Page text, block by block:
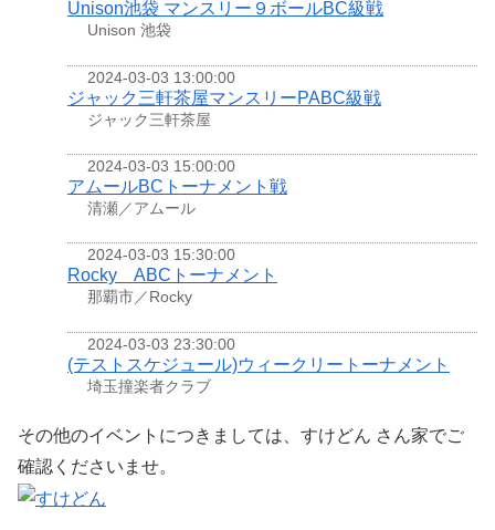
Unison池袋 マンスリー９ボールBC級戦
Unison 池袋
2024-03-03 13:00:00
ジャック三軒茶屋マンスリーPABC級戦
ジャック三軒茶屋
2024-03-03 15:00:00
アムールBCトーナメント戦
清瀬／アムール
2024-03-03 15:30:00
Rocky ABCトーナメント
那覇市／Rocky
2024-03-03 23:30:00
(テストスケジュール)ウィークリートーナメント
埼玉撞楽者クラブ
その他のイベントにつきましては、すけどん さん家でご
確認くださいませ。